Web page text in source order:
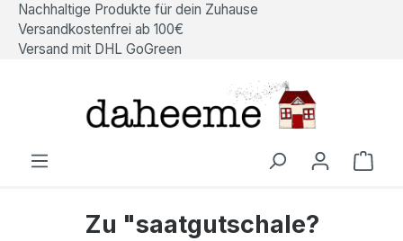
springen
Nachhaltige Produkte für dein Zuhause
Versandkostenfrei ab 100€
Versand mit DHL GoGreen
Zu "saatgutschale?